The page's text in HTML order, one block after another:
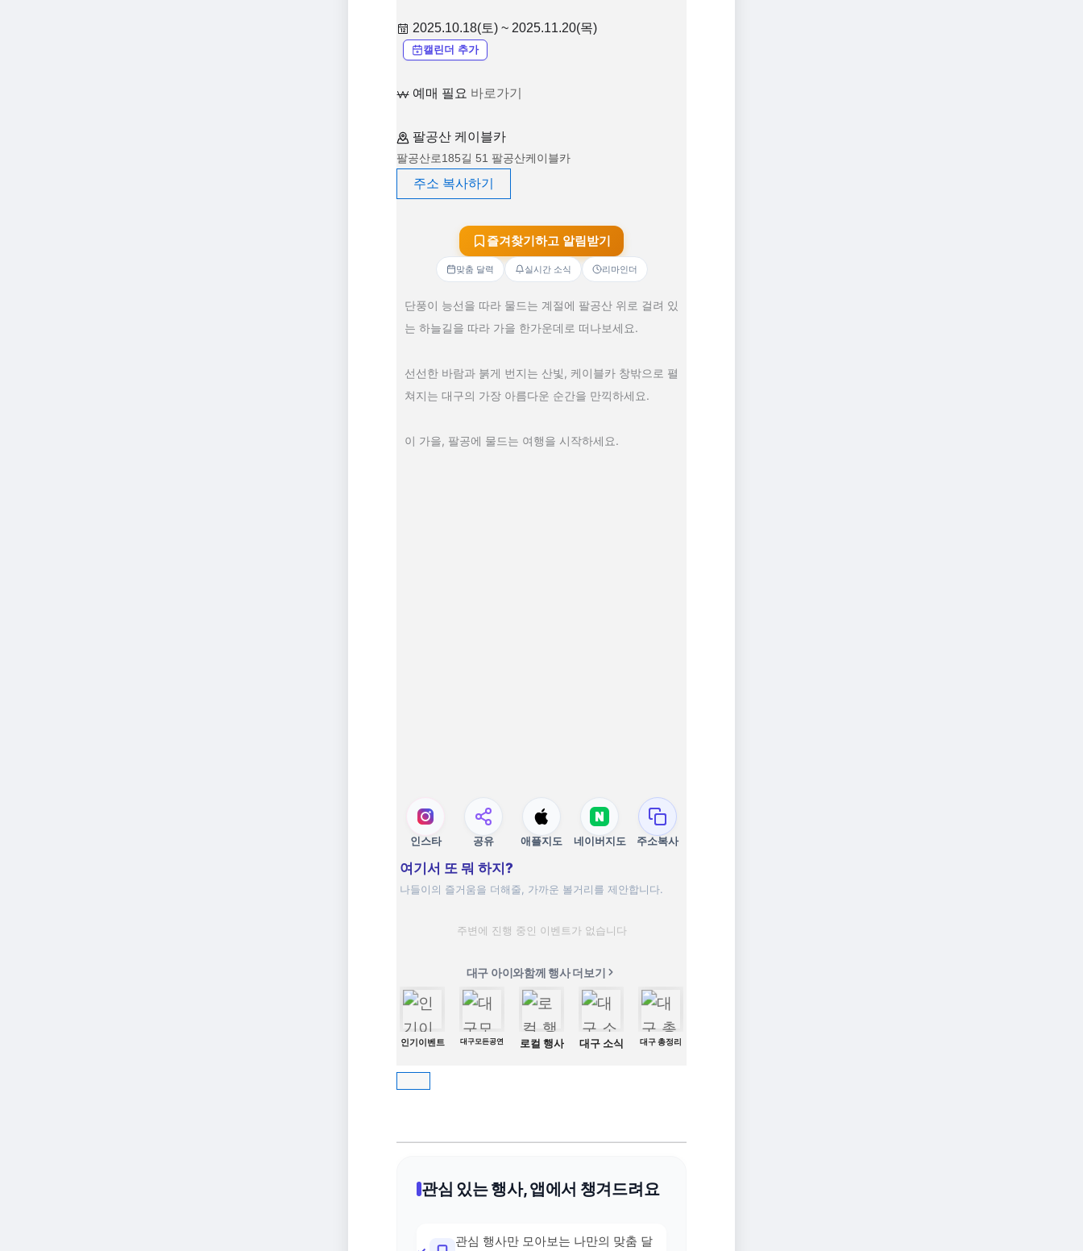
2025.10.18(토) ~ 2025.11.20(목)
캘린더 추가
예매 필요 바로가기
팔공산 케이블카
팔공산로185길 51 팔공산케이블카
주소 복사하기
즐겨찾기하고 알림받기
맞춤 달력 실시간 소식 리마인더
단풍이 능선을 따라 물드는 계절에 팔공산 위로 걸려 있
는 하늘길을 따라 가을 한가운데로 떠나보세요.
선선한 바람과 붉게 번지는 산빛, 케이블카 창밖으로 펼
쳐지는 대구의 가장 아름다운 순간을 만끽하세요.
이 가을, 팔공에 물드는 여행을 시작하세요.
인스타 공유 애플지도 네이버지도 주소복사
여기서 또 뭐 하지?
나들이의 즐거움을 더해줄, 가까운 볼거리를 제안합니다.
주변에 진행 중인 이벤트가 없습니다
대구 아이와함께 행사 더보기
인기이벤트 대구모든공연 로컬 행사 대구 소식 대구 총정리
관심 있는 행사, 앱에서 챙겨드려요
관심 행사만 모아보는 나만의 맞춤 달